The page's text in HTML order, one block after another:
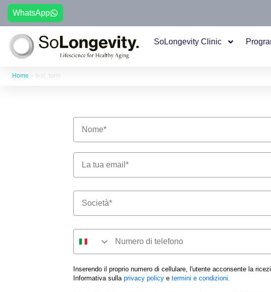
WhatsApp
SoLongevity Clinic
Home » test_form
Il tuo indirizzo email*
Società *
Tel
Inserendo il proprio numero di cellulare, l'utente acconsente la
Informativa sullaprivacy policyetermini e condizioni.